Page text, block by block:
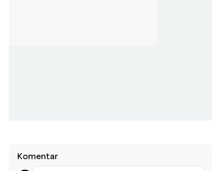
Komentar